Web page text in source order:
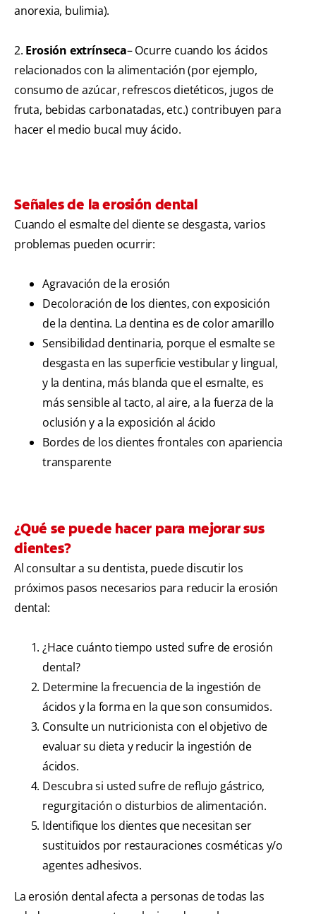
anorexia, bulimia).
2. Erosión extrínseca– Ocurre cuando los ácidos
relacionados con la alimentación (por ejemplo,
consumo de azúcar, refrescos dietéticos, jugos de
fruta, bebidas carbonatadas, etc.) contribuyen para
hacer el medio bucal muy ácido.
Señales de la erosión dental
Cuando el esmalte del diente se desgasta, varios
problemas pueden ocurrir:
Agravación de la erosión
Decoloración de los dientes, con exposición
de la dentina. La dentina es de color amarillo
Sensibilidad dentinaria, porque el esmalte se
desgasta en las superficie vestibular y lingual,
y la dentina, más blanda que el esmalte, es
más sensible al tacto, al aire, a la fuerza de la
oclusión y a la exposición al ácido
Bordes de los dientes frontales con apariencia
transparente
¿Qué se puede hacer para mejorar sus
dientes?
Al consultar a su dentista, puede discutir los
próximos pasos necesarios para reducir la erosión
dental:
¿Hace cuánto tiempo usted sufre de erosión
dental?
Determine la frecuencia de la ingestión de
ácidos y la forma en la que son consumidos.
Consulte un nutricionista con el objetivo de
evaluar su dieta y reducir la ingestión de
ácidos.
Descubra si usted sufre de reflujo gástrico,
regurgitación o disturbios de alimentación.
Identifique los dientes que necesitan ser
sustituidos por restauraciones cosméticas y/o
agentes adhesivos.
La erosión dental afecta a personas de todas las